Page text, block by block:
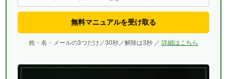
無料マニュアルを受け取る
姓・名・メールの3つだけ／30秒／解除は3秒 ／ 詳細はこちら